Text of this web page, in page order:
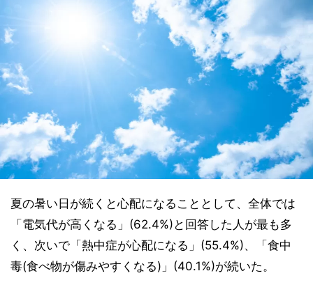
夏の暑い日が続くと心配になることとして、全体では
「電気代が高くなる」(62.4%)と回答した人が最も多
く、次いで「熱中症が心配になる」(55.4%)、「食中
毒(食べ物が傷みやすくなる)」(40.1%)が続いた。